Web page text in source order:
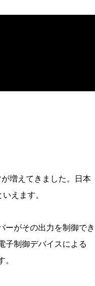
増えてきました。日本
えます。
ーがその出力を制御でき
子制御デバイスによる
。